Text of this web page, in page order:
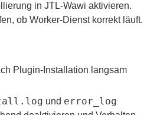
in JTL-Wawi aktivieren.
ob Worker-Dienst korrekt läuft.
Plugin-Installation langsam
und error_log